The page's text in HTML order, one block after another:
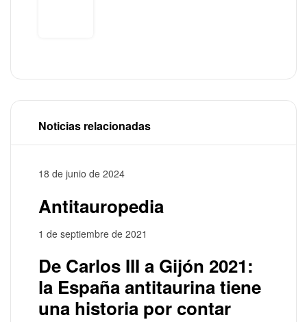
Noticias relacionadas
18 de junio de 2024
Antitauropedia
1 de septiembre de 2021
De Carlos III a Gijón 2021:
la España antitaurina tiene
una historia por contar